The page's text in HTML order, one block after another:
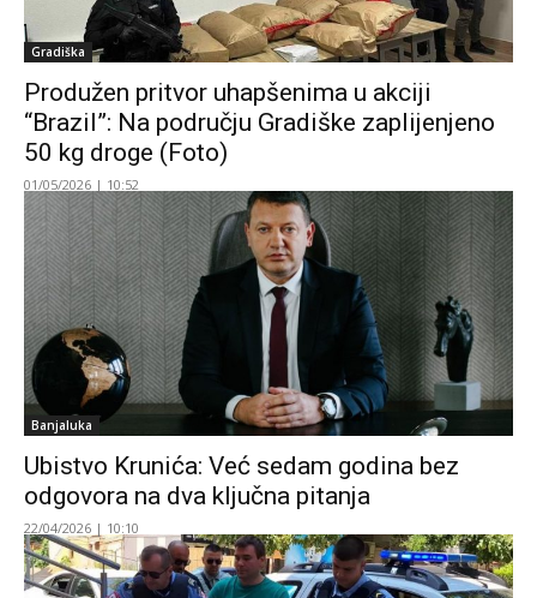
Gradiška
Produžen pritvor uhapšenima u akciji
“Brazil”: Na području Gradiške zaplijenjeno
50 kg droge (Foto)
01/05/2026 | 10:52
Banjaluka
Ubistvo Krunića: Već sedam godina bez
odgovora na dva ključna pitanja
22/04/2026 | 10:10